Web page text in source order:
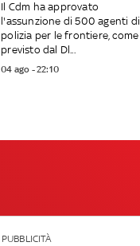
Il Cdm ha approvato
l'assunzione di 500 agenti di
polizia per le frontiere, come
previsto dal Dl...
04 ago - 22:10
PUBBLICITÀ